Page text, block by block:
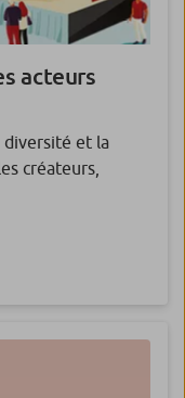
acteurs
diversité et la
créateurs,